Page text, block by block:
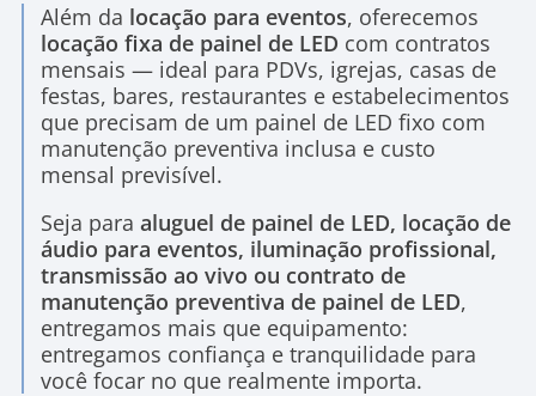
Além da locação para eventos, oferecemos
locação fixa de painel de LED com contratos
mensais — ideal para PDVs, igrejas, casas de
festas, bares, restaurantes e estabelecimentos
que precisam de um painel de LED fixo com
manutenção preventiva inclusa e custo
mensal previsível.
Seja para aluguel de painel de LED, locação de
áudio para eventos, iluminação profissional,
transmissão ao vivo ou contrato de
manutenção preventiva de painel de LED,
entregamos mais que equipamento:
entregamos confiança e tranquilidade para
você focar no que realmente importa.